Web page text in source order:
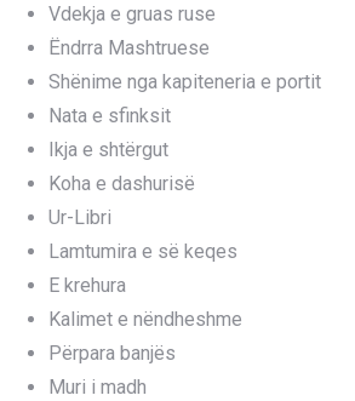
Vdekja e gruas ruse
Ëndrra Mashtruese
Shënime nga kapiteneria e portit
Nata e sfinksit
Ikja e shtërgut
Koha e dashurisë
Ur-Libri
Lamtumira e së keqes
E krehura
Kalimet e nëndheshme
Përpara banjës
Muri i madh